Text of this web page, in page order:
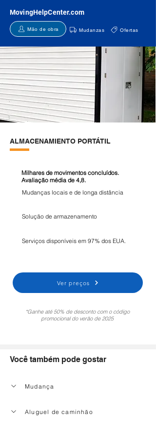
MovingHelpCenter.com
Mão de obra Mudanzas Ofertas
ALMACENAMIENTO PORTÁTIL
Milhares de movimentos concluídos.
Avaliação média de 4,8.
Mudanças locais e de longa distância
Solução de armazenamento
Serviços disponíveis em 97% dos EUA.
Ver preços
*Ganhe até 50% de desconto com o código
promocional do verão de 2025
Você também pode gostar
Mudança
Aluguel de caminhão